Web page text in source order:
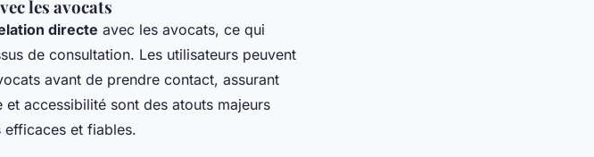
les avocats
directe avec les avocats, ce qui
de consultation. Les utilisateurs peuvent
avant de prendre contact, assurant
accessibilité sont des atouts majeurs
efficaces et fiables.